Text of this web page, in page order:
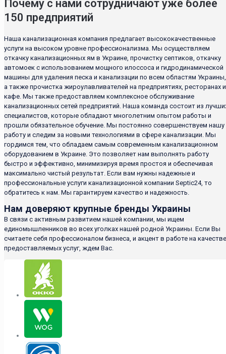
Почему с нами сотрудничают уже более
150 предприятий
Наша канализационная компания предлагает высококачественные
услуги на высоком уровне профессионализма. Мы осуществляем
откачку канализационных ям в Украине, прочистку септиков, откачку
автомоек с использованием мощного илоссоса и гидродинамической
машины для удаления песка и канализации по всем областям Украины,
а также прочистка жироулавливателей на предприятиях, ресторанах и
кафе. Мы также предоставляем комплексное обслуживание
канализационных сетей предприятий. Наша команда состоит из
специалистов, которые обладают многолетним опытом работы и
прошли обязательное обучение. Мы постоянно совершенствуем нашу
работу и следим за новыми технологиями в сфере канализации. Мы
гордимся тем, что обладаем самым современным канализационном
оборудованием в Украине. Это позволяет нам выполнять работу
быстро и эффективно, минимизируя время простоя и обеспечивая
максимально чистый результат. Если вам нужны надежные и
профессиональные услуги канализационной компании Septic24, то
обратитесь к нам. Мы гарантируем качество и надежность.
Нам доверяют крупные бренды Украины
В связи с активным развитием нашей компании, мы ищем
единомышленников во всех уголках нашей родной Украины. Если Вы
считаете себя профессионалом бизнеса, и акцент в работе на качестве
предоставляемых услуг, ждем Вас.